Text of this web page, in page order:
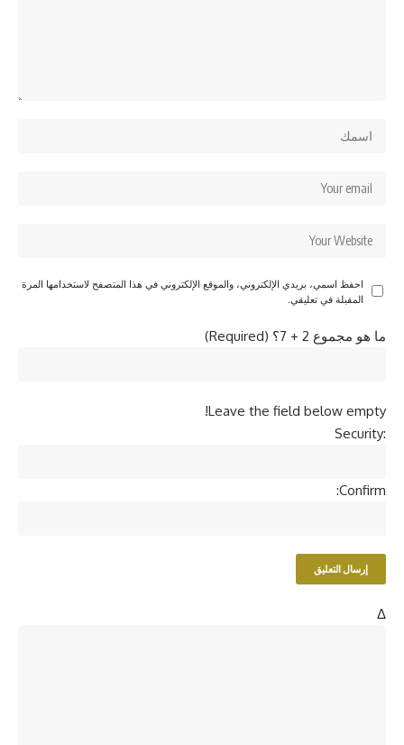
احفظ اسمي، بريدي الإلكتروني، والموقع الإلكتروني في هذا المتصفح لاستخدامها المرة
المقبلة في تعليقي.
ما هو مجموع 2 + 7؟ (Required)
Leave the field below empty!
Security:
Confirm:
Δ